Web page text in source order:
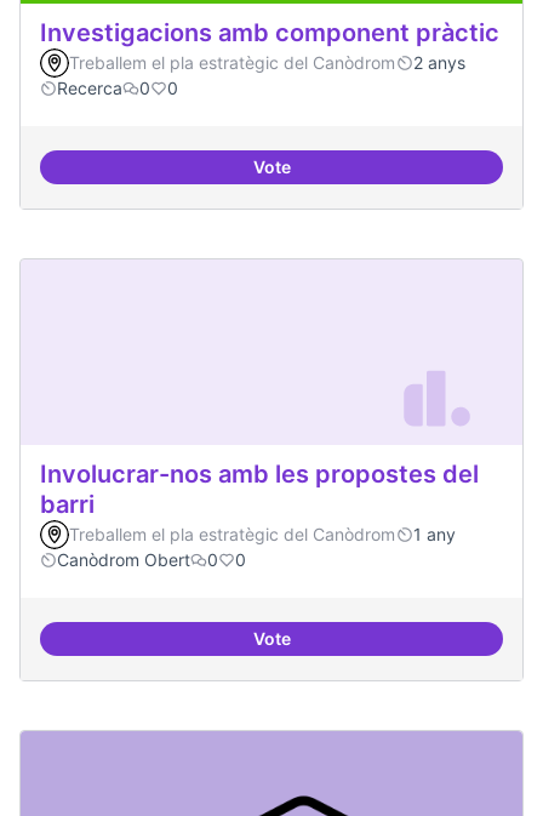
Investigacions amb component pràctic
Treballem el pla estratègic del Canòdrom
2 anys
Recerca
0 0
VoteInvestigacions amb component
Involucrar-nos amb les propostes del
barri
Treballem el pla estratègic del Canòdrom
1 any
Canòdrom Obert
0 0
VoteInvolucrar-nos amb les